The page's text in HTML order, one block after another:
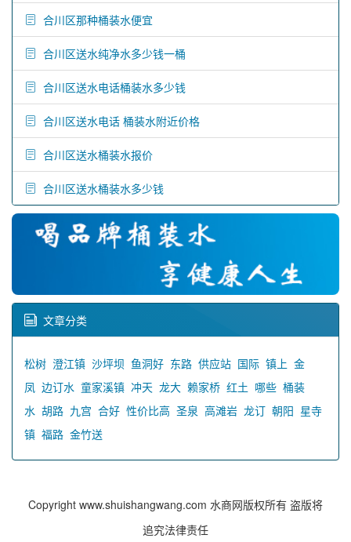
合川区那种桶装水便宜
合川区送水纯净水多少钱一桶
合川区送水电话桶装水多少钱
合川区送水电话 桶装水附近价格
合川区送水桶装水报价
合川区送水桶装水多少钱
文章分类
松树 澄江镇 沙坪坝 鱼洞好 东路 供应站 国际 镇上 金
凤 边订水 童家溪镇 冲天 龙大 赖家桥 红土 哪些 桶装
水 胡路 九宫 合好 性价比高 圣泉 高滩岩 龙订 朝阳 星寺
镇 福路 金竹送
Copyright www.shuishangwang.com 水商网版权所有 盗版将
追究法律责任